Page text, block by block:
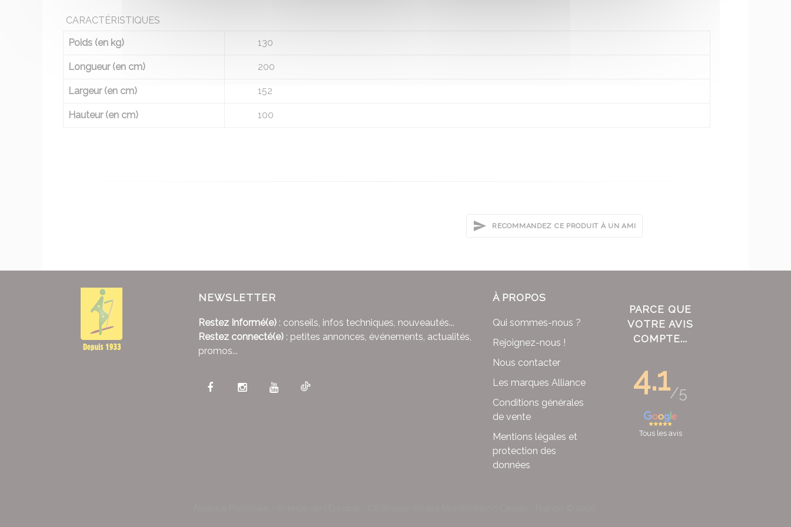
CARACTÉRISTIQUES
Poids (en kg)
130
Longueur (en cm) 200
Largeur (en cm) 152
Hauteur (en cm) 100
RECOMMANDEZ CE PRODUIT À UN AMI
À PROPOS
Qui sommes-nous ?
Rejoignez-nous !
Nous contacter
Les marques Alliance
Conditions générales
de vente
Mentions légales et
protection des
données
PARCE QUE
VOTRE AVIS
COMPTE...
4.1/5
Tous les avis
NEWSLETTER
Restez Informé(e) : conseils, infos techniques, nouveautés...
Restez connecté(e) : petites annonces, événements, actualités,
promos...